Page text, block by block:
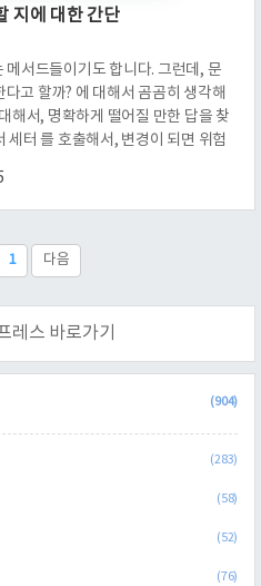
지에 대한 간단
서드들이기도 합니다. 그런데, 문
고 할까? 에 대해서 곰곰히 생각해
해서, 명확하게 떨어질 만한 답을 찾
터 를 호출해서, 변경이 되면 위험
속성을 변경하는 메서드입니다. 예
름을 가지고 있을 때, setName은
Collections를 보시면 쉽게 찾을 수
1 다음
레스 바로가기
(904)
(283)
(58)
(52)
(76)